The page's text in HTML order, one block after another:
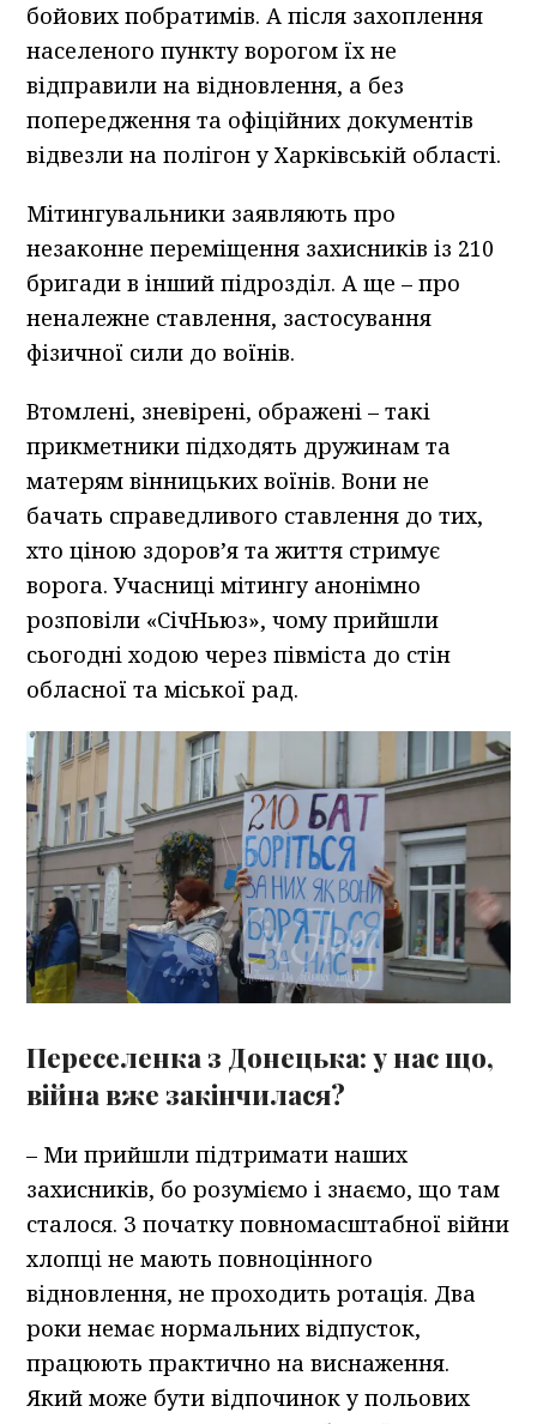
бойових побратимів. А після захоплення
населеного пункту ворогом їх не
відправили на відновлення, а без
попередження та офіційних документів
відвезли на полігон у Харківській області.
Мітингувальники заявляють про
незаконне переміщення захисників із 210
бригади в інший підрозділ. А ще – про
неналежне ставлення, застосування
фізичної сили до воїнів.
Втомлені, зневірені, ображені – такі
прикметники підходять дружинам та
матерям вінницьких воїнів. Вони не
бачать справедливого ставлення до тих,
хто ціною здоров’я та життя стримує
ворога. Учасниці мітингу анонімно
розповіли «СічНьюз», чому прийшли
сьогодні ходою через півміста до стін
обласної та міської рад.
Переселенка з Донецька: у нас що,
війна вже закінчилася?
– Ми прийшли підтримати наших
захисників, бо розуміємо і знаємо, що там
сталося. З початку повномасштабної війни
хлопці не мають повноцінного
відновлення, не проходить ротація. Два
роки немає нормальних відпусток,
працюють практично на виснаження.
Який може бути відпочинок у польових